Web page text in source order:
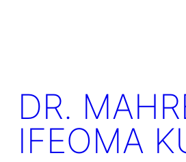
DR.
IFEOMA